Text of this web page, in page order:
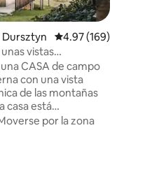
80 evaluaciones
Dursztyn Calificación promedio:
4.97 (169)
vistas
montañas
CASA de campo
con una vista
de las montañas
casa está
para todos los
un
por la zona